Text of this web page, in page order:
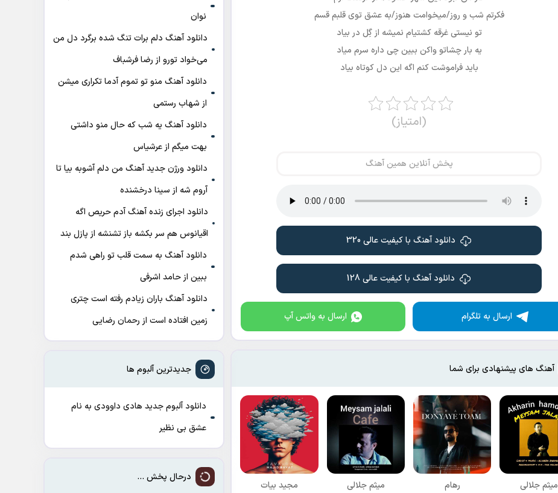
فکرتم شب و روز/میخوامت هنوز/به عشق توی قلبم قسم
تو نیستی غرقه کشتیام نمیشه از گِل در بیاد
یه بار چشاتو واکن ببین چی داره سرم میاد
باید فراموشت کنم اگه این دل کوتاه بیاد
(امتیاز)
پخش آنلاین همین آهنگ
دانلود آهنگ با کیفیت عالی 320
دانلود آهنگ با کیفیت عالی 128
ارسال به تلگرام ارسال به واتس آپ
آهنگ های پیشنهادی برای شما
میثم جلالی رهام میثم جلالی مجید بیات
نوان
دانلود آهنگ دلم برات تنگ شده برگرد دل من
می‌خواد تورو از رضا فرشباف
دانلود آهنگ منو تو تموم آدما تکراری میشن
از شهاب رستمی
دانلود آهنگ ﻳﻪ ﺷﺐ ﻛﻪ ﺣﺎل ﻣﻨﻮ داﺷﺘﻰ
ﺑﻬﺖ میگم از عرشیاس
دانلود ورژن جدید آهنگ من دلم آشوبه بیا تا
آروم شه از سینا درخشنده
دانلود اجرای زنده آهنگ آدم حریص اگه
اقیانوس هم سر بکشه باز تشنشه از پازل بند
دانلود آهنگ به سمت قلب تو راهی شدم
ببین از حامد اشرفی
دانلود آهنگ باران زیادم رفته است چتری
زمین افتاده است از رحمان رضایی
جدیدترین آلبوم ها
دانلود آلبوم جدید هادی داوودی به نام
عشق بی نظیر
درحال پخش ...